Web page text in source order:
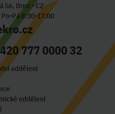
56, Brno - CZ
Po-Pá 8:30-17:00
777 0000 32
oddělení
oddělení